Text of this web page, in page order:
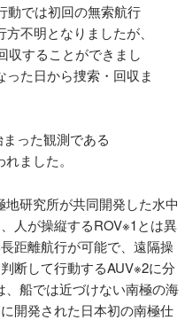
動では初回の無索航行
不明となりましたが、
収することができまし
た日から捜索・回収ま
った観測である
ました。
地研究所が共同開発した水中
人が操縦するROV※1とは異
距離航行が可能で、遠隔操
断して行動するAUV※2に分
船では近づけない南極の海
開発された日本初の南極仕